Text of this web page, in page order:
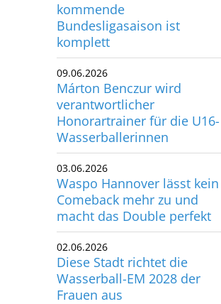
kommende
Bundesligasaison ist
komplett
09.06.2026
Márton Benczur wird
verantwortlicher
Honorartrainer für die U16-
Wasserballerinnen
03.06.2026
Waspo Hannover lässt kein
Comeback mehr zu und
macht das Double perfekt
02.06.2026
Diese Stadt richtet die
Wasserball-EM 2028 der
Frauen aus